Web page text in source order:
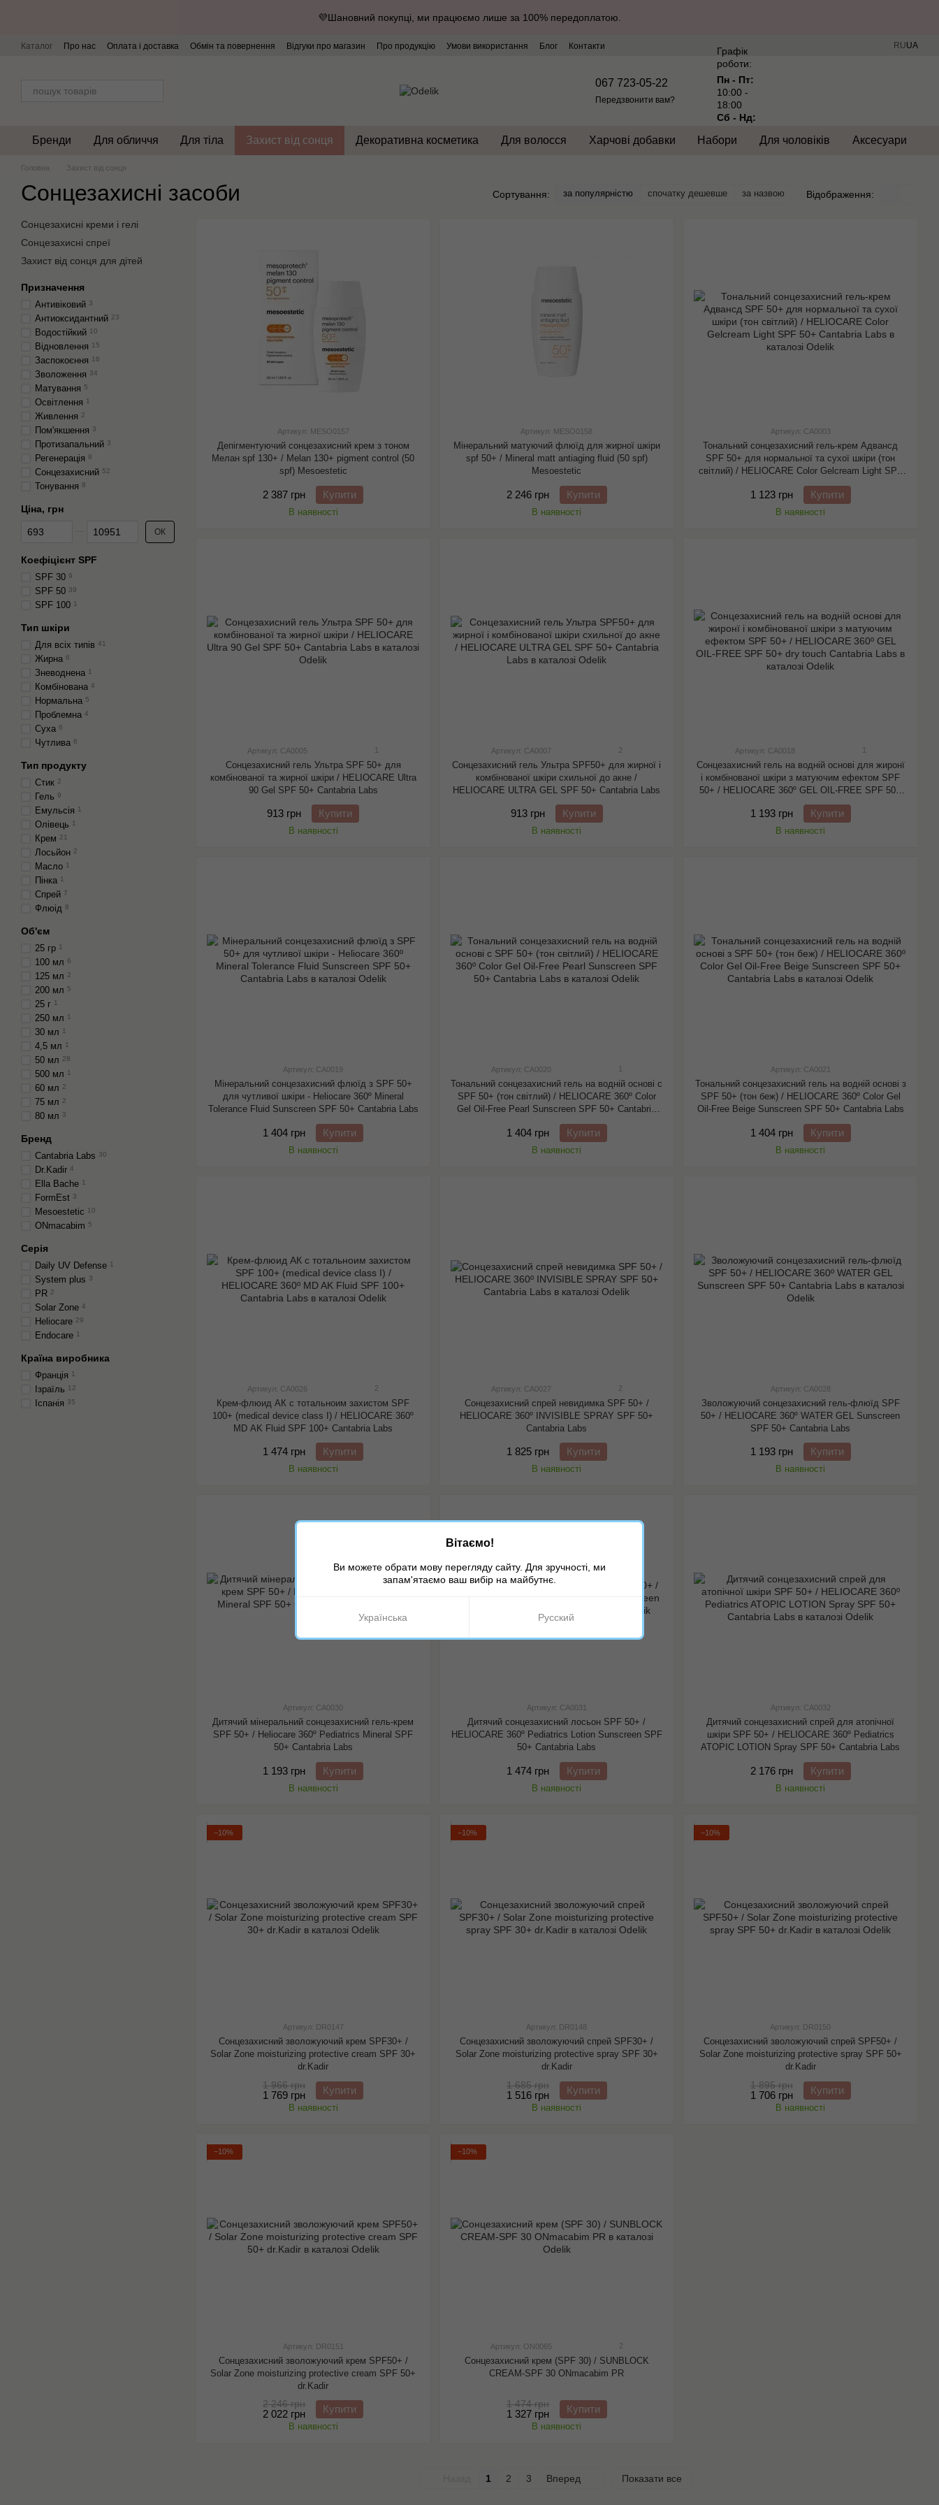
💜Шановний покупці, ми працюємо лише за 100% передоплатою.
Каталог Про нас Оплата і доставка Обмін та повернення Відгуки про магазин Про продукцію Умови використання Блог Контакти RUUA
067 723-05-22
Передзвонити вам?
Графік
роботи:
Пн - Пт:
10:00 -
18:00
Сб - Нд:
Бренди Для обличчя Для тіла Захист від сонця Декоративна косметика Для волосся Харчові добавки Набори Для чоловіків Аксесуари
Головна Захист від сонця
Сонцезахисні засоби Сортування: за популярністю спочатку дешевше за назвою Відображення:
Артикул: MESO0157
Депігментуючий сонцезахисний крем з тоном
Мелан spf 130+ / Melan 130+ pigment control (50
spf) Mesoestetic
2 387 грн Купити
В наявності
Артикул: MESO0158
Мінеральний матуючий флюїд для жирної шкіри
spf 50+ / Mineral matt antiaging fluid (50 spf)
Mesoestetic
2 246 грн Купити
В наявності
Артикул: CA0003
Тональний сонцезахисний гель-крем Адвансд
SPF 50+ для нормальної та сухої шкіри (тон
світлий) / HELIOCARE Color Gelcream Light SPF
50+ Cantabria Labs
1 123 грн Купити
В наявності
Артикул: CA0005 1
Сонцезахисний гель Ультра SPF 50+ для
комбінованої та жирної шкіри / HELIOCARE Ultra
90 Gel SPF 50+ Cantabria Labs
913 грн Купити
В наявності
Артикул: CA0007 2
Сонцезахисний гель Ультра SPF50+ для жирної і
комбінованої шкіри схильної до акне /
HELIOCARE ULTRA GEL SPF 50+ Cantabria Labs
913 грн Купити
В наявності
Артикул: CA0018 1
Сонцезахисний гель на водній основі для жиронї
і комбінованої шкіри з матуючим ефектом SPF
50+ / HELIOCARE 360º GEL OIL-FREE SPF 50+
dry touch Cantabria Labs
1 193 грн Купити
В наявності
Артикул: CA0019
Мінеральний сонцезахисний флюїд з SPF 50+
для чутливої шкіри - Heliocare 360º Mineral
Tolerance Fluid Sunscreen SPF 50+ Cantabria Labs
1 404 грн Купити
В наявності
Артикул: CA0020 1
Тональний сонцезахисний гель на водній основі с
SPF 50+ (тон світлий) / HELIOCARE 360º Color
Gel Oil-Free Pearl Sunscreen SPF 50+ Cantabria
Labs
1 404 грн Купити
В наявності
Артикул: CA0021
Тональний сонцезахисний гель на водній основі з
SPF 50+ (тон беж) / HELIOCARE 360º Color Gel
Oil-Free Beige Sunscreen SPF 50+ Cantabria Labs
1 404 грн Купити
В наявності
Артикул: CA0026 2
Крем-флюид АК с тотальноим захистом SPF
100+ (medical device class I) / HELIOCARE 360º
MD AK Fluid SPF 100+ Cantabria Labs
1 474 грн Купити
В наявності
Артикул: CA0027 2
Сонцезахисний спрей невидимка SPF 50+ /
HELIOCARE 360º INVISIBLE SPRAY SPF 50+
Cantabria Labs
1 825 грн Купити
В наявності
Артикул: CA0028
Зволожуючий сонцезахисний гель-флюїд SPF
50+ / HELIOCARE 360º WATER GEL Sunscreen
SPF 50+ Cantabria Labs
1 193 грн Купити
В наявності
Артикул: CA0030
Дитячий мінеральний сонцезахисний гель-крем
SPF 50+ / Heliocare 360º Pediatrics Mineral SPF
50+ Cantabria Labs
1 193 грн Купити
В наявності
Артикул: CA0031
Дитячий сонцезахисний лосьон SPF 50+ /
HELIOCARE 360º Pediatrics Lotion Sunscreen SPF
50+ Cantabria Labs
1 474 грн Купити
В наявності
Артикул: CA0032
Дитячий сонцезахисний спрей для атопічної
шкіри SPF 50+ / HELIOCARE 360º Pediatrics
ATOPIC LOTION Spray SPF 50+ Cantabria Labs
2 176 грн Купити
В наявності
−10%
Артикул: DR0147
Сонцезахисний зволожуючий крем SPF30+ /
Solar Zone moisturizing protective cream SPF 30+
dr.Kadir
1 966 грн
1 769 грн Купити
В наявності
−10%
Артикул: DR0148
Сонцезахисний зволожуючий спрей SPF30+ /
Solar Zone moisturizing protective spray SPF 30+
dr.Kadir
1 685 грн
1 516 грн Купити
В наявності
−10%
Артикул: DR0150
Сонцезахисний зволожуючий спрей SPF50+ /
Solar Zone moisturizing protective spray SPF 50+
dr.Kadir
1 895 грн
1 706 грн Купити
В наявності
−10%
Артикул: DR0151
Сонцезахисний зволожуючий крем SPF50+ /
Solar Zone moisturizing protective cream SPF 50+
dr.Kadir
2 246 грн
2 022 грн Купити
В наявності
−10%
Артикул: ON0065 2
Сонцезахисний крем (SPF 30) / SUNBLOCK
CREAM-SPF 30 ONmacabim PR
1 474 грн
1 327 грн Купити
В наявності
1 2 3 Вперед Показати все
Сонцезахисні креми і гелі
Сонцезахисні спреї
Захист від сонця для дітей
Призначення
Антивіковий 3
Антиоксидантний 23
Водостійкий 10
Відновлення 15
Заспокоєння 16
Зволоження 34
Матування 5
Освітлення 1
Живлення 2
Пом'якшення 3
Протизапальний 3
Регенерація 8
Сонцезахисний 52
Тонування 8
Ціна, грн
Від Ціна, грн
До Ціна, грн ОК
Коефіцієнт SPF
SPF 30 9
SPF 50 39
SPF 100 1
Тип шкіри
Для всіх типів 41
Жирна 6
Зневоднена 1
Комбінована 4
Нормальна 5
Проблемна 4
Суха 6
Чутлива 6
Тип продукту
Стик 2
Гель 9
Емульсія 1
Олівець 1
Крем 21
Лосьйон 2
Масло 1
Пінка 1
Спрей 7
Флюід 8
Об'єм
25 гр 1
100 мл 6
125 мл 2
200 мл 5
25 г 1
250 мл 1
30 мл 1
4,5 мл 1
50 мл 28
500 мл 1
60 мл 2
75 мл 2
80 мл 3
Бренд
Cantabria Labs 30
Dr.Kadir 4
Ella Bache 1
FormEst 3
Mesoestetic 10
ONmacabim 5
Серія
Daily UV Defense 1
System plus 3
PR 2
Solar Zone 4
Heliocare 29
Endocare 1
Країна виробника
Франція 1
Ізраїль 12
Іспанія 35
Вітаємо!
Ви можете обрати мову перегляду сайту. Для зручності, ми
запам'ятаємо ваш вибір на майбутнє.
Українська Русский